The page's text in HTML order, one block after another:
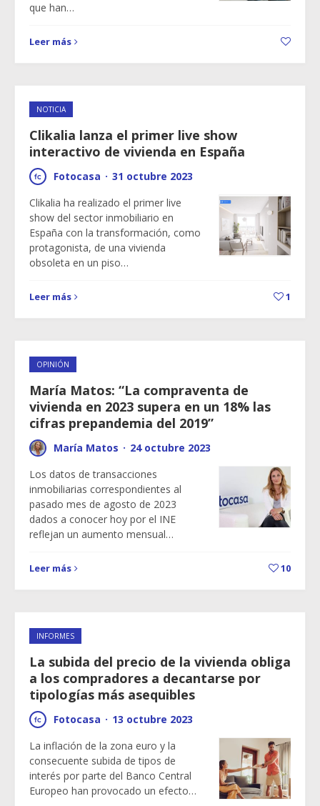
que han…
Leer más
NOTICIA
Clikalia lanza el primer live show
interactivo de vivienda en España
Fotocasa · 31 octubre 2023
Clikalia ha realizado el primer live
show del sector inmobiliario en
España con la transformación, como
protagonista, de una vivienda
obsoleta en un piso…
Leer más 1
OPINIÓN
María Matos: “La compraventa de
vivienda en 2023 supera en un 18% las
cifras prepandemia del 2019”
María Matos · 24 octubre 2023
Los datos de transacciones
inmobiliarias correspondientes al
pasado mes de agosto de 2023
dados a conocer hoy por el INE
reflejan un aumento mensual…
Leer más 10
INFORMES
La subida del precio de la vivienda obliga
a los compradores a decantarse por
tipologías más asequibles
Fotocasa · 13 octubre 2023
La inflación de la zona euro y la
consecuente subida de tipos de
interés por parte del Banco Central
Europeo han provocado un efecto…